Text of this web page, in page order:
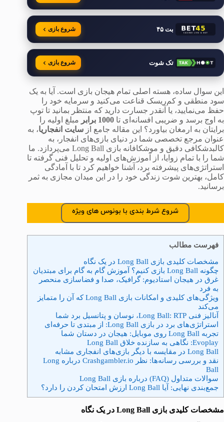
بت ۴۵ شروع بازی
تک شوت شروع بازی
این سوال ساده، هسته اصلی تمام هیجان بازی است. آیا به یک
سود منطقی و کم‌ریسک قناعت می‌کنید و سرمایه خود را
حفظ می‌نمایید، یا آنقدر جسارت دارید که منتظر بمانید تا توپ
به اوج برسد و ضریبی افسانه‌ای تا 1000 برابر
مبلغ اولیه را
برایتان به ارمغان بیاورد؟ این مقاله جامع از سایت انفجاریا، به
عنوان مرجع تخصصی شما در دنیای بازی‌های انفجار، به
کالبدشکافی دقیق و موشکافانه بازی Long Ball می‌پردازد. ما
شما را با تمام زوایا، از آموزش‌های اولیه و تحلیل فنی گرفته تا
استراتژی‌های پیشرفته برد، آشنا خواهیم کرد تا با آمادگی
کامل، بهترین شوت زندگی خود را در این میدان مجازی به ثمر
برسانید.
شروع شرط بندی با بونوس های ویژه
فهرست مطالب
مشخصات کلیدی بازی Long Ball در یک نگاه
چگونه Long Ball بازی کنیم؟ آموزش گام به گام برای مبتدیان
غرق در هیجان استادیوم: گرافیک، صدا و فضاسازی منحصر
به فرد
ویژگی‌های کلیدی و امکانات بازی Long Ball که آن را متمایز
می‌کند
آنالیز فنی Long Ball: RTP، نوسان و پتانسیل برد شما
استراتژی‌های برد در بازی Long Ball: از مبتدی تا حرفه‌ای
تجربه Long Ball روی موبایل: هیجان در دستان شما
Evoplay: نگاهی به سازنده خلاق Long Ball
Long Ball در مقایسه با دیگر بازی‌های انفجاری مشابه
نقد و بررسی رسانه‌ها: نظر Crashgambler.io درباره Long
Ball
سوالات متداول (FAQ) درباره بازی Long Ball
جمع‌بندی نهایی: آیا Long Ball ارزش امتحان کردن را دارد؟
مشخصات کلیدی بازی Long Ball در یک نگاه